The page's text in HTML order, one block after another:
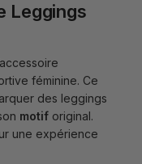
Leggings
féminine. Ce
des leggings
motif original.
une expérience